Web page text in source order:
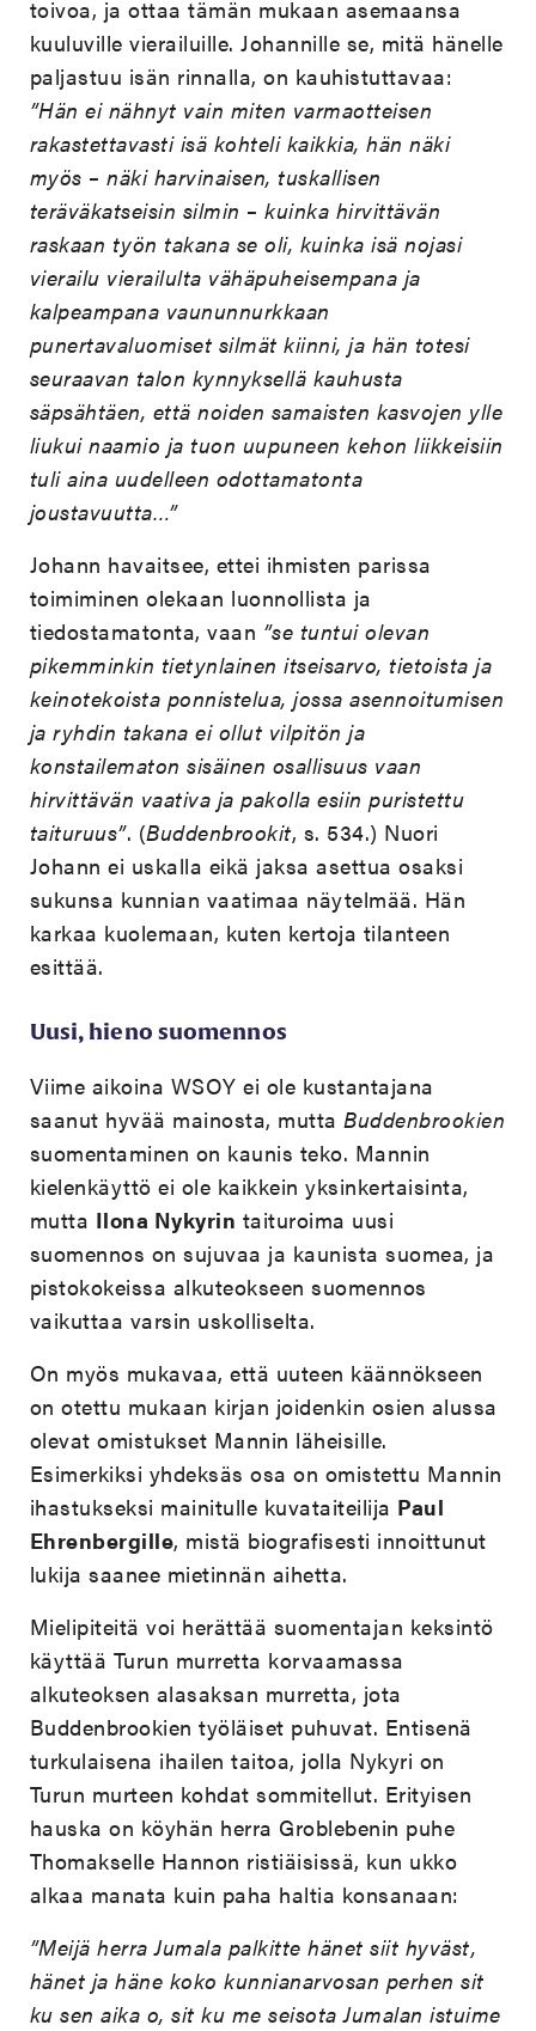
toivoa, ja ottaa tämän mukaan asemaansa
kuuluville vierailuille. Johannille se, mitä hänelle
paljastuu isän rinnalla, on kauhistuttavaa:
”Hän ei nähnyt vain miten varmaotteisen
rakastettavasti isä kohteli kaikkia, hän näki
myös – näki harvinaisen, tuskallisen
teräväkatseisin silmin – kuinka hirvittävän
raskaan työn takana se oli, kuinka isä nojasi
vierailu vierailulta vähäpuheisempana ja
kalpeampana vaununnurkkaan
punertavaluomiset silmät kiinni, ja hän totesi
seuraavan talon kynnyksellä kauhusta
säpsähtäen, että noiden samaisten kasvojen ylle
liukui naamio ja tuon uupuneen kehon liikkeisiin
tuli aina uudelleen odottamatonta
joustavuutta…”
Johann havaitsee, ettei ihmisten parissa
toimiminen olekaan luonnollista ja
tiedostamatonta, vaan ”se tuntui olevan
pikemminkin tietynlainen itseisarvo, tietoista ja
keinotekoista ponnistelua, jossa asennoitumisen
ja ryhdin takana ei ollut vilpitön ja
konstailematon sisäinen osallisuus vaan
hirvittävän vaativa ja pakolla esiin puristettu
taituruus”. (Buddenbrookit, s. 534.) Nuori
Johann ei uskalla eikä jaksa asettua osaksi
sukunsa kunnian vaatimaa näytelmää. Hän
karkaa kuolemaan, kuten kertoja tilanteen
esittää.
Uusi, hieno suomennos
Viime aikoina WSOY ei ole kustantajana
saanut hyvää mainosta, muttaBuddenbrookien
suomentaminen on kaunis teko. Mannin
kielenkäyttö ei ole kaikkein yksinkertaisinta,
mutta Ilona Nykyrin taituroima uusi
suomennos on sujuvaa ja kaunista suomea, ja
pistokokeissa alkuteokseen suomennos
vaikuttaa varsin uskolliselta.
On myös mukavaa, että uuteen käännökseen
on otettu mukaan kirjan joidenkin osien alussa
olevat omistukset Mannin läheisille.
Esimerkiksi yhdeksäs osa on omistettu Mannin
ihastukseksi mainitulle kuvataiteilija Paul
Ehrenbergille, mistä biografisesti innoittunut
lukija saanee mietinnän aihetta.
Mielipiteitä voi herättää suomentajan keksintö
käyttää Turun murretta korvaamassa
alkuteoksen alasaksan murretta, jota
Buddenbrookien työläiset puhuvat. Entisenä
turkulaisena ihailen taitoa, jolla Nykyri on
Turun murteen kohdat sommitellut. Erityisen
hauska on köyhän herra Groblebenin puhe
Thomakselle Hannon ristiäisissä, kun ukko
alkaa manata kuin paha haltia konsanaan:
”Meijä herra Jumala palkitte hänet siit hyväst,
hänet ja häne koko kunnianarvosan perhen sit
ku sen aika o, sit ku me seisota Jumalan istuime